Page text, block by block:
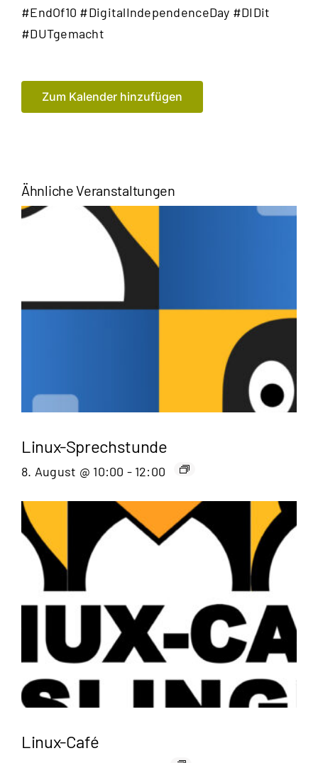
#EndOf10 #DigitalIndependenceDay #DIDit
#DUTgemacht
Zum Kalender hinzufügen
Ähnliche Veranstaltungen
Linux-Sprechstunde
8. August @ 10:00 - 12:00
Linux-Café